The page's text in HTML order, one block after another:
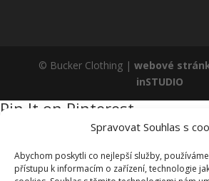
Spravovat Souhlas s
Abychom poskytli co nejlepší služby,
přístupu k informacím o zařízení, technologie
© Bucker Clothing |webové
inSTUDIO
Pin It on Pinterest
Twitter